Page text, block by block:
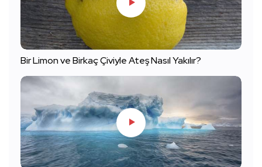
Bir Limon ve Birkaç Çiviyle Ateş Nasıl Yakılır?